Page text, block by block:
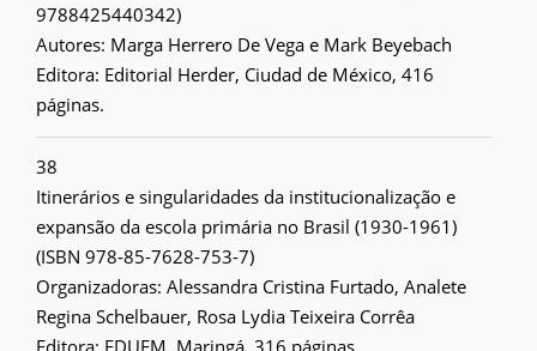
9788425440342)
Autores: Marga Herrero De Vega e Mark Beyebach
Editora: Editorial Herder, Ciudad de México, 416
páginas.
38
Itinerários e singularidades da institucionalização e
expansão da escola primária no Brasil (1930-1961)
(ISBN 978-85-7628-753-7)
Organizadoras: Alessandra Cristina Furtado, Analete
Regina Schelbauer, Rosa Lydia Teixeira Corrêa
Editora: EDUEM, Maringá, 316 páginas.